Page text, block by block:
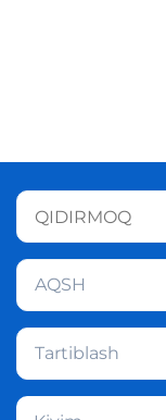
AQSH
Tartiblash